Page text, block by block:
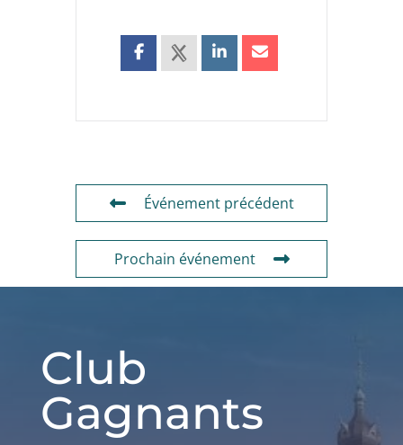
Événement précédent
Prochain événement
Club
Gagnants